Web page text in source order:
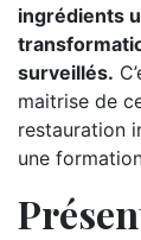
ingrédients
surveillés.
maitrise de
restauration
une